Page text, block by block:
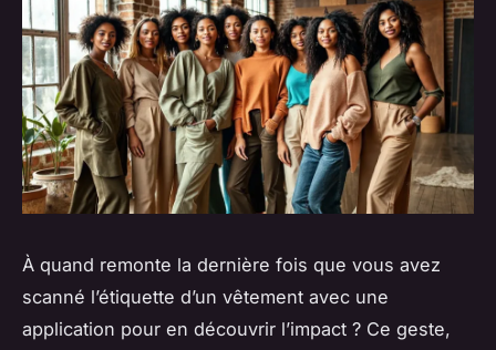
À quand remonte la dernière fois que vous avez
scanné l’étiquette d’un vêtement avec une
application pour en découvrir l’impact ? Ce geste,